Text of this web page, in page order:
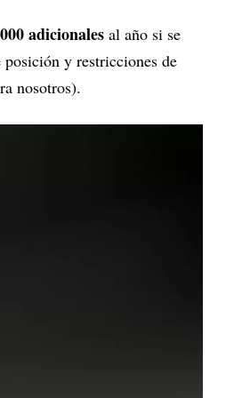
adicionales al año si se
y restricciones de
nosotros).